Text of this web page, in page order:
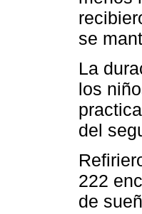
se
La
los
del
222
de